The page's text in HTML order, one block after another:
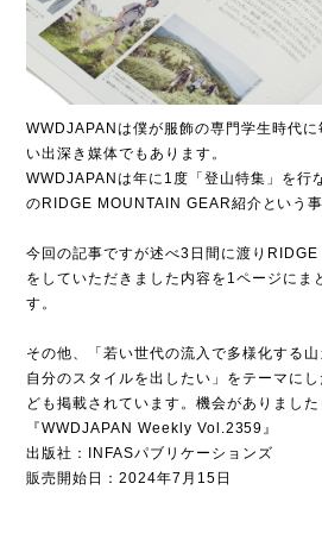
WWDJAPANは僕が服飾の専門学生時代
い出深き媒体でもあります。
WWDJAPANは年に1度「登山特集」を行
のRIDGE MOUNTAIN GEAR紹介という事
今回の記事ですが述べ3日間に渡り
をしていただきました内容を1ページにま
す。
その他、「若い世代の流入で多様化する
自分のスタイルを出したい」をテーマに
ども掲載されています。機会がありまし
『WWDJAPAN Weekly Vol.2359』
出版社：INFASパブリケーションズ
販売開始日：2024年7月15日